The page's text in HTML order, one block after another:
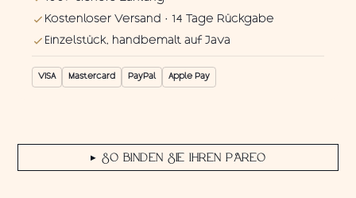
Kostenloser Versand · 14 Tage Rückgabe
Einzelstück, handbemalt auf Java
VISA Mastercard PayPal Apple Pay
▶ SO BINDEN SIE IHREN PAREO